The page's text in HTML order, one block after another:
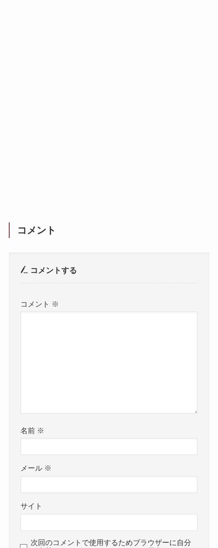
コメント
コメントする
コメント ※
名前 ※
メール ※
サイト
次回のコメントで使用するためブラウザーに自分